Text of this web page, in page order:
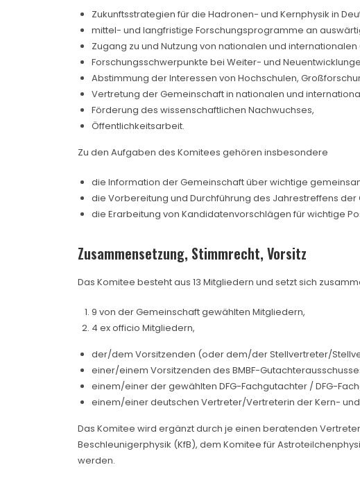
Zukunftsstrategien für die Hadronen- und Kernphysik in
mittel- und langfristige Forschungsprogramme an
Zugang zu und Nutzung von nationalen und
Forschungsschwerpunkte bei Weiter- und
Abstimmung der Interessen von Hochschulen,
Vertretung der Gemeinschaft in nationalen und
Förderung des wissenschaftlichen Nachwuchses,
Öffentlichkeitsarbeit.
Zu den Aufgaben des Komitees gehören insbesondere
die Information der Gemeinschaft über wichtige
die Vorbereitung und Durchführung des Jahrestreffens
die Erarbeitung von Kandidatenvorschlägen für wichtige
Zusammensetzung, Stimmrecht, Vorsitz
Das Komitee besteht aus 13 Mitgliedern und setzt sich
9 von der Gemeinschaft gewählten Mitgliedern,
4 ex officio Mitgliedern,
der/dem Vorsitzenden (oder dem/der Stellvertreter/
einer/einem Vorsitzenden des BMBF-
einem/einer der gewählten DFG-Fachgutachter / DFG-
einem/einer deutschen Vertreter/Vertreterin der Kern- und
Das Komitee wird ergänzt durch je einen beratenden
Beschleunigerphysik (KfB), dem Komitee für
werden.